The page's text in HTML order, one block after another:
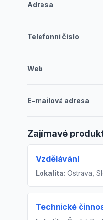
Adresa
Telefonní číslo
Web
E-mailová adresa
Zajímavé
Vzdělávání
Lokalita: Ostrava,
Technické